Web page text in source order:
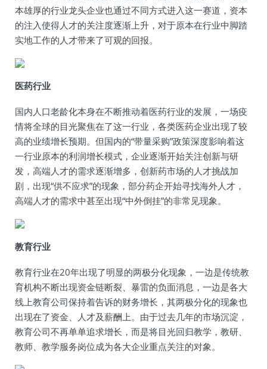
本雄厚的行业龙头企业也通过不同方式进入这一赛道，资本
的注入使得人才的关注度逐渐上升，对于原本在行业中脚踏
实地工作的人才带来了可观的回报。
医药行业
国内人口老龄化本身在不断推动着医药行业的发展，一场疫
情将全球的目光聚焦在了这一行业，各类医药企业出现了较
高的业绩增长预期。但国内的“带量采购”政策深度影响着这
一行业原本的利润增长模式，企业逐渐开始关注创新与研
发，高端人才的需求逐渐增多，创新药市场的人才挑战加
剧，出现“供不应求”的现象，部分药企开始寻找海外人才，
高端人才的需求中甚至出现“中外倒挂”的非常见现象。
教育行业
教育行业在20年出现了明显的两极分化现象，一边是传统教
育机构不断出现资金链断裂、暴雷的负面消息，一边是各大
线上教育公司保持着告诉的财务增长，其两极分化的现象也
出现在了资金、人才及薪酬上。由于过去几年的市场沉淀，
教育公司不再单单追求增长，而是将目光回归教学，教研、
教师、教学服务岗位成为各大企业重点关注的对象。